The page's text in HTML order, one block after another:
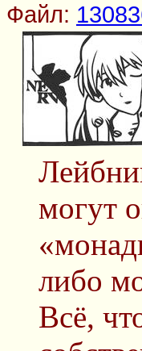
Файл:
могут
либо
Всё,